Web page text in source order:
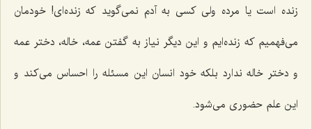
زنده است یا مرده ولی کسی به آدم نمی‌گوید که زنده‌ای! خودمان
می‌فهمیم که زنده‌ایم و این دیگر نیاز به گفتن عمه، خاله، دختر عمه
و دختر خاله ندارد بلکه خود انسان این مسئله را احساس می‌کند و
این علم حضوری می‌شود.